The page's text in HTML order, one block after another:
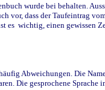
wurde bei behalten.
vor, dass der Taufeintrag
es wichtig, einen gewissen
Abweichungen. Die
Die gesprochene